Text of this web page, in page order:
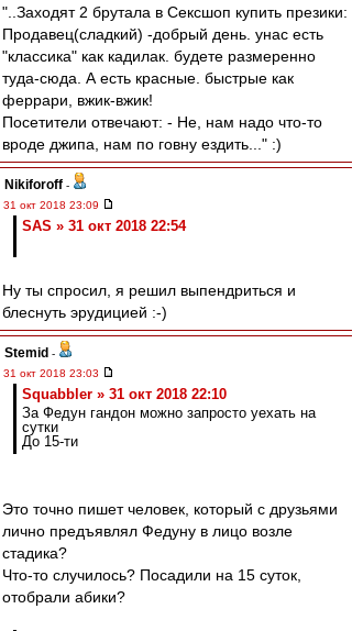
"..Заходят 2 брутала в Сексшоп купить презики:
Продавец(сладкий) -добрый день. унас есть
"классика" как кадилак. будете размеренно
туда-сюда. А есть красные. быстрые как
феррари, вжик-вжик!
Посетители отвечают: - Не, нам надо что-то
вроде джипа, нам по говну ездить..." :)
Nikiforoff -
31 окт 2018 23:09
SAS » 31 окт 2018 22:54
Ну ты спросил, я решил выпендриться и
блеснуть эрудицией :-)
Stemid -
31 окт 2018 23:03
Squabbler » 31 окт 2018 22:10
За Федун гандон можно запросто уехать на
сутки
До 15-ти
Это точно пишет человек, который с друзьями
лично предъявлял Федуну в лицо возле
стадика?
Что-то случилось? Посадили на 15 суток,
отобрали абики?